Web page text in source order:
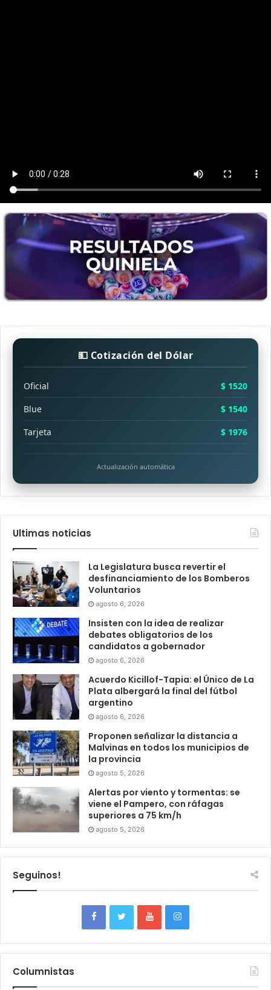
💵 Cotización del Dólar
Oficial
$ 1520
Blue
$ 1540
Tarjeta
$ 1976
Actualización automática
Ultimas noticias
La Legislatura busca revertir el
desfinanciamiento de los Bomberos
Voluntarios
agosto 6, 2026
Insisten con la idea de realizar
debates obligatorios de los
candidatos a gobernador
agosto 6, 2026
Acuerdo Kicillof-Tapia: el Único de La
Plata albergará la final del fútbol
argentino
agosto 6, 2026
Proponen señalizar la distancia a
Malvinas en todos los municipios de
la provincia
agosto 5, 2026
Alertas por viento y tormentas: se
viene el Pampero, con ráfagas
superiores a 75 km/h
agosto 5, 2026
Seguinos!
Columnistas